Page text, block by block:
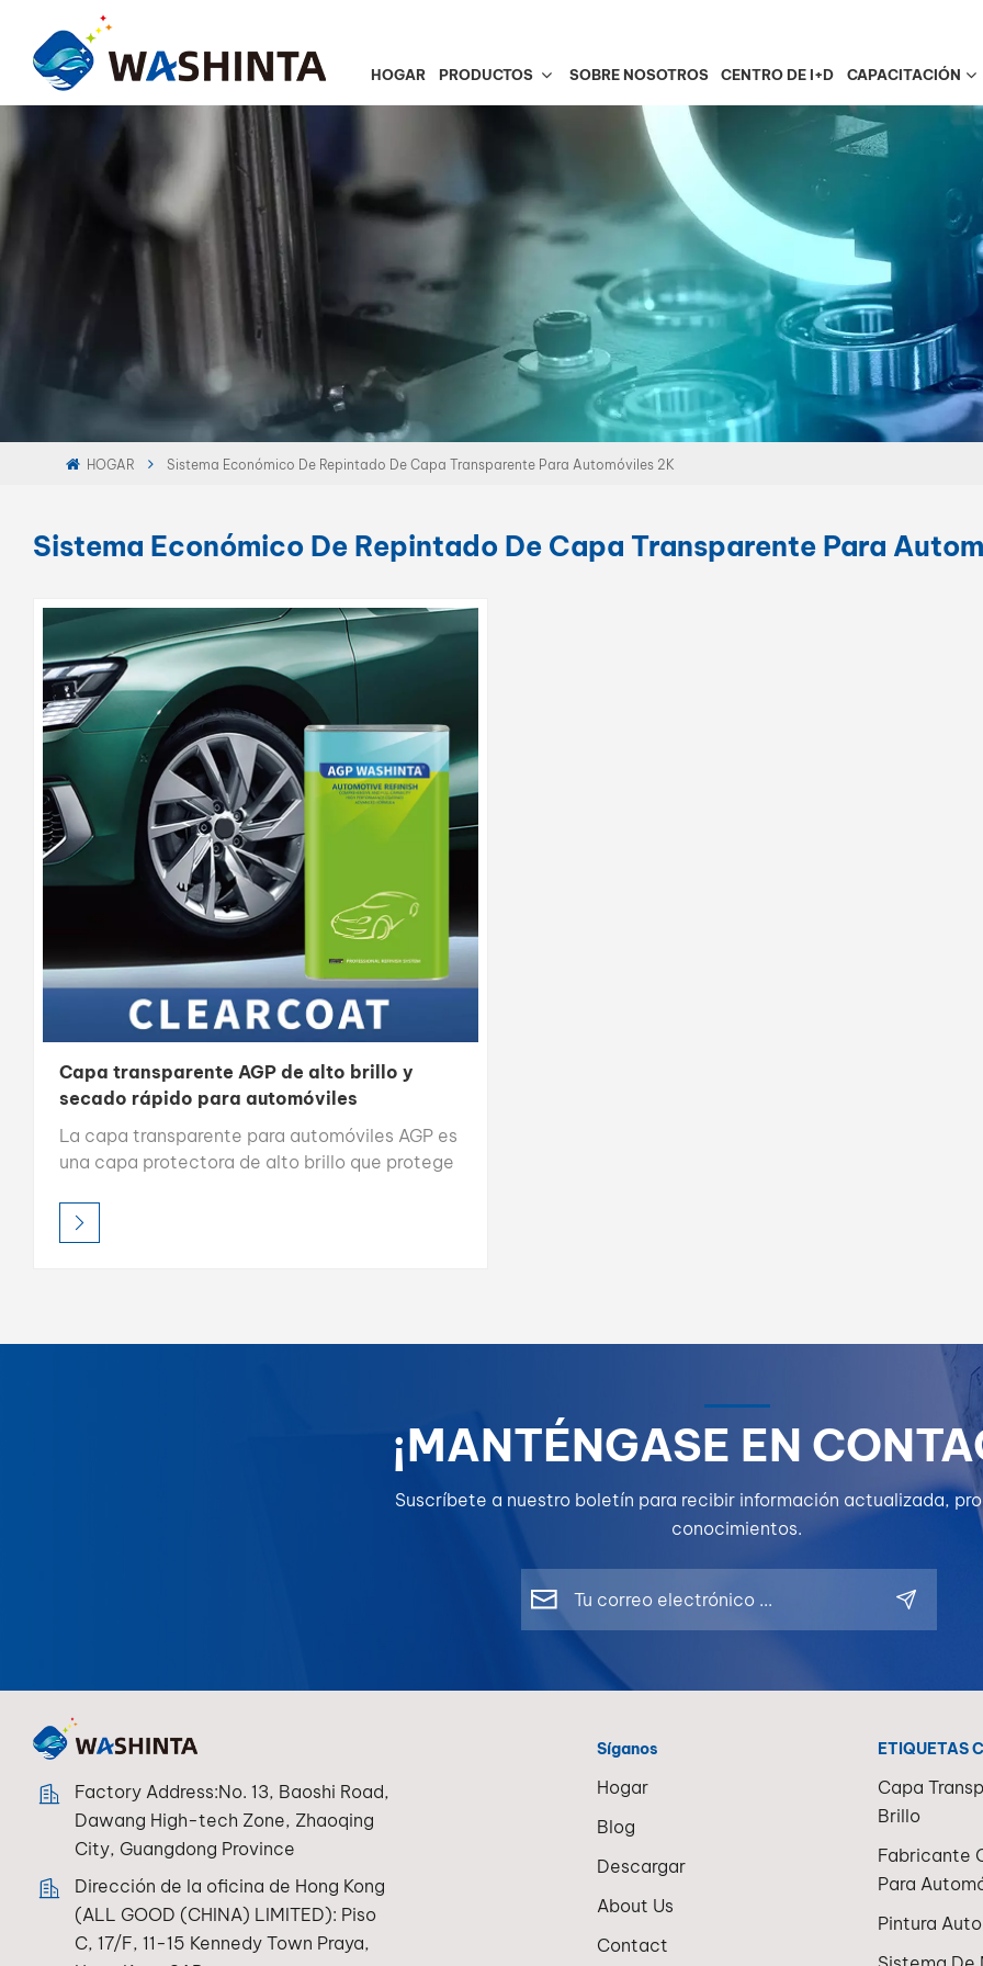
HOGAR PRODUCTOS SOBRE NOSOTROS CENTRO DE I+D CAPACITACIÓN
HOGAR Sistema Económico De Repintado De Capa Transparente Para Automóviles 2K
Sistema Económico De Repintado De Capa Transparente Para
Capa transparente AGP de alto brillo y
secado rápido para automóviles
La capa transparente para automóviles AGP es
una capa protectora de alto brillo que protege
tiempo que mejora su brillo y se seca
rápidamente para una fácil aplicación.
¡MANTÉNGASE EN
Suscríbete a nuestro boletín para recibir información actualizada,
conocimientos.
Factory Address:No. 13, Baoshi Road,
Dawang High-tech Zone, Zhaoqing
City, Guangdong Province
Dirección de la oficina de Hong Kong
(ALL GOOD (CHINA) LIMITED): Piso
C, 17/F, 11-15 Kennedy Town Praya,
ETIQUETAS
Capa
Brillo
Fabricante
Para
Pintura
Síganos
Hogar
Blog
Descargar
About Us
Contact